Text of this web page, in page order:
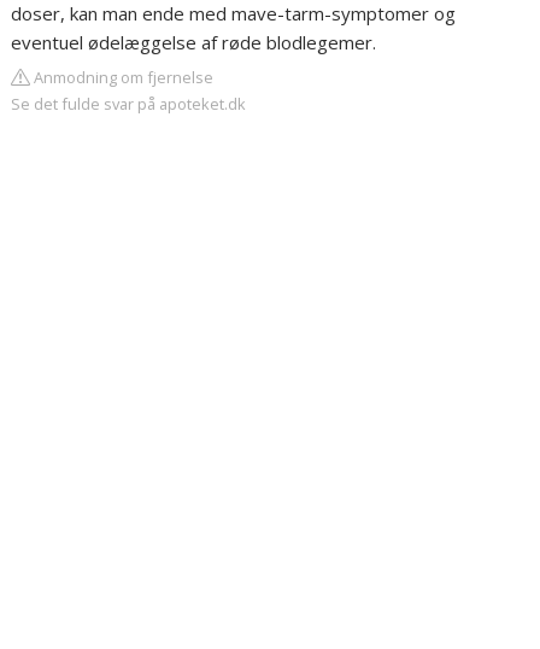
doser, kan man ende med mave-tarm-symptomer og
eventuel ødelæggelse af røde blodlegemer.
Anmodning om fjernelse
Se det fulde svar på apoteket.dk